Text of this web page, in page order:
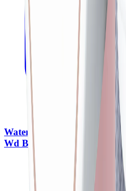
WaterDrop Robinet de filtre
Wd Bft1